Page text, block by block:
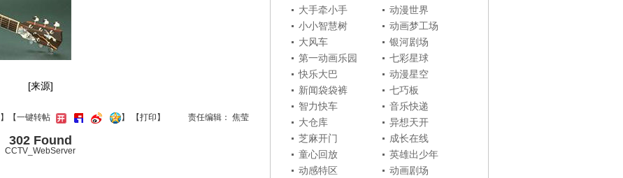
大手牵小手
动漫世界
小小智慧树
动画梦工场
大风车
银河剧场
第一动画乐园
七彩星球
快乐大巴
动漫星空
新闻袋袋裤
七巧板
智力快车
音乐快递
大仓库
异想天开
芝麻开门
成长在线
童心回放
英雄出少年
动感特区
动画剧场
[来源]
】【一键转帖 】 【打印 】 责任编辑： 焦莹
302 Found
CCTV_WebServer